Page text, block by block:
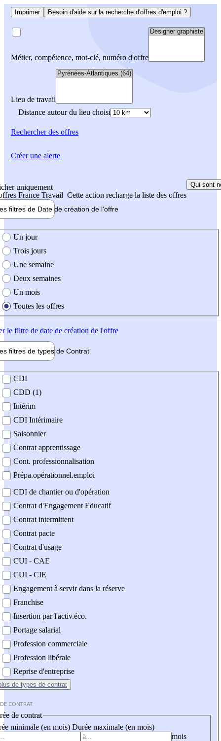
Imprimer Besoin d'aide sur la recherche d'offres d'emploi ?
Métier, compétence, mot-clé, numéro d'offre
Lieu de travail
Distance autour du lieu choisi
Rechercherdes offres
uniquement
France Travail Cette action recharge la liste des offres
Qui sont
filtres de Date de création de l'offre
création de l'offre
Un jour
Trois jours
Une semaine
Deux semaines
Un mois
Toutes les offres
le filtre de date de création de l'offre
filtres de types de Contrat
contrat
CDI
CDD (1)
Intérim
CDI Intérimaire
Saisonnier
Contrat apprentissage
Cont. professionnalisation
Prépa.opérationnel.emploi
CDI de chantier ou d'opération
Contrat d'Engagement Educatif
Contrat intermittent
Contrat pacte
Contrat d'usage
CUI - CAE
CUI - CIE
Engagement à servir dans la réserve
Franchise
Insertion par l'activ.éco.
Portage salarial
Profession commerciale
Profession libérale
Reprise d'entreprise
de types de contrat
CONTRAT
de contrat
minimale (en mois) Durée maximale (en mois)
mois
Créer une alerte